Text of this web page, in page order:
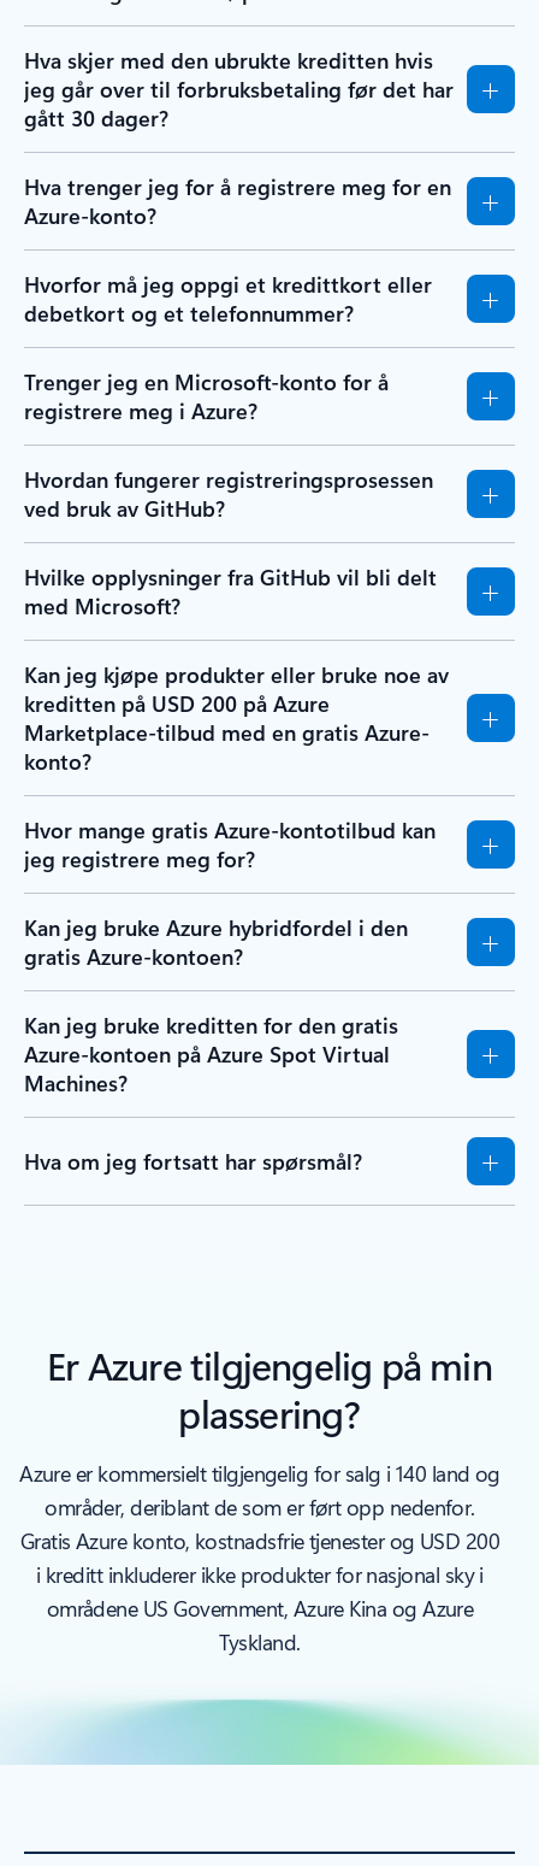
Hva skjer med den ubrukte kreditten hvis
jeg går over til forbruksbetaling før det har
gått 30 dager?
Hva trenger jeg for å registrere meg for en
Azure-konto?
Hvorfor må jeg oppgi et kredittkort eller
debetkort og et telefonnummer?
Trenger jeg en Microsoft-konto for å
registrere meg i Azure?
Hvordan fungerer registreringsprosessen
ved bruk av GitHub?
Hvilke opplysninger fra GitHub vil bli delt
med Microsoft?
Kan jeg kjøpe produkter eller bruke noe av
kreditten på USD 200 på Azure
Marketplace-tilbud med en gratis Azure-
konto?
Hvor mange gratis Azure-kontotilbud kan
jeg registrere meg for?
Kan jeg bruke Azure hybridfordel i den
gratis Azure-kontoen?
Kan jeg bruke kreditten for den gratis
Azure-kontoen på Azure Spot Virtual
Machines?
Hva om jeg fortsatt har spørsmål?
Er Azure tilgjengelig på min
plassering?
Azure er kommersielt tilgjengelig for salg i 140 land og
områder, deriblant de som er ført opp nedenfor.
Gratis Azure konto, kostnadsfrie tjenester og USD 200
i kreditt inkluderer ikke produkter for nasjonal sky i
områdene US Government, Azure Kina og Azure
Tyskland.